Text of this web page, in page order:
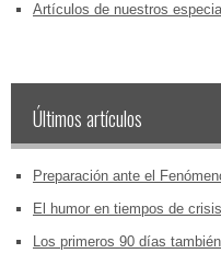
Artículos de nuestros
Últimos artículos
Preparación ante el
El humor en tiempos de crisis
Los primeros 90 días